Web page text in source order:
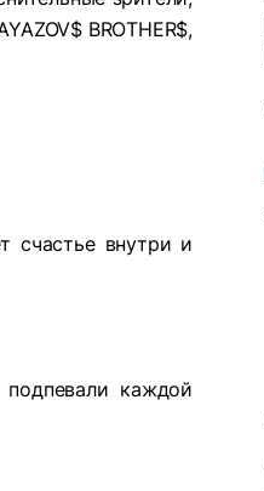
BROTHER$,
счастье внутри и
каждой